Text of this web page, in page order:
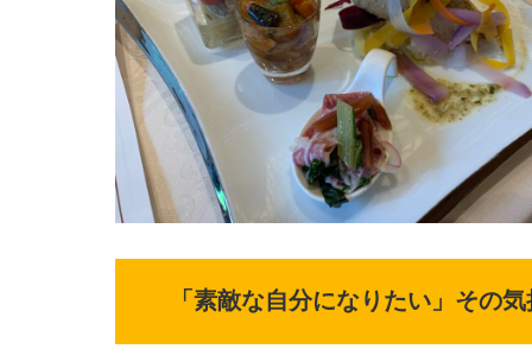
「素敵な自分になりたい」その